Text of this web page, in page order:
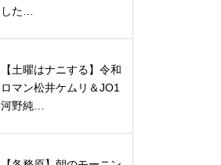
した…
【土曜はナニする】令和
ロマン松井ケムリ＆JO1
河野純…